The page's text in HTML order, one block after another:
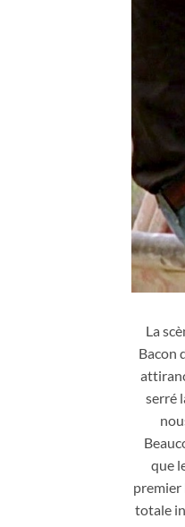
pour
La
Bacon
serré
que
premier
totale